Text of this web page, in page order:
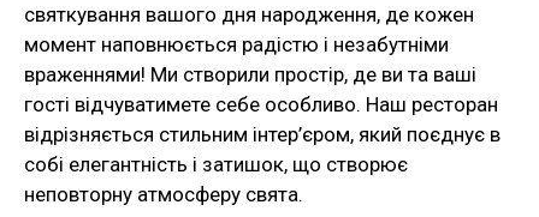
святкування вашого дня народження, де кожен
момент наповнюється радістю і незабутніми
враженнями! Ми створили простір, де ви та ваші
гості відчуватимете себе особливо. Наш ресторан
відрізняється стильним інтер’єром, який поєднує в
собі елегантність і затишок, що створює
неповторну атмосферу свята.